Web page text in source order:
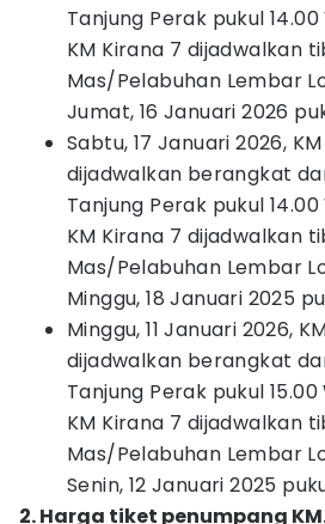
Tanjung Perak pukul
KM Kirana 7 dijadwalkan
Mas/Pelabuhan Lembar
Jumat, 16 Januari 2026
Sabtu, 17 Januari 2026,
dijadwalkan berangkat
Tanjung Perak pukul
KM Kirana 7 dijadwalkan
Mas/Pelabuhan Lembar
Minggu, 18 Januari 2025
Minggu, 11 Januari 2026,
dijadwalkan berangkat
Tanjung Perak pukul
KM Kirana 7 dijadwalkan
Mas/Pelabuhan Lembar
Senin, 12 Januari 2025
2. Harga tiket penumpang